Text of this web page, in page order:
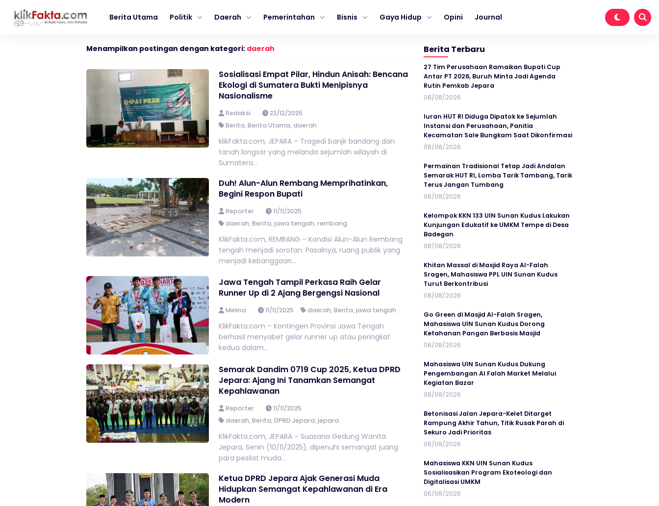
Berita Utama Politik Daerah Pemerintahan Bisnis Gaya Hidup Opini Journal
Menampilkan postingan dengan kategori: daerah
Sosialisasi Empat Pilar, Hindun Anisah: Bencana
Ekologi di Sumatera Bukti Menipisnya
Nasionalisme
Redaksi
23/12/2025
Berita, Berita Utama, daerah
klikFakta.com, JEPARA – Tragedi banjir bandang dan
tanah longsor yang melanda sejumlah wilayah di
Sumatera...
Duh! Alun-Alun Rembang Memprihatinkan,
Begini Respon Bupati
Reporter
11/11/2025
daerah, Berita, jawa tengah, rembang
KlikFakta.com, REMBANG – Kondisi Alun-Alun Rembang
tengah menjadi sorotan. Pasalnya, ruang publik yang
menjadi kebanggaan...
Jawa Tengah Tampil Perkasa Raih Gelar
Runner Up di 2 Ajang Bergengsi Nasional
Melina 11/11/2025 daerah,Berita,jawa tengah
KlikFakta.com – Kontingen Provinsi Jawa Tengah
berhasil menyabet gelar runner up atau peringkat
kedua dalam...
Semarak Dandim 0719 Cup 2025, Ketua DPRD
Jepara: Ajang Ini Tanamkan Semangat
Kepahlawanan
Reporter
11/11/2025
daerah, Berita, DPRD Jepara, jepara
KlikFakta.com, JEPARA – Suasana Gedung Wanita
Jepara, Senin (10/11/2025), dipenuhi semangat juang
para pesilat muda...
Ketua DPRD Jepara Ajak Generasi Muda
Hidupkan Semangat Kepahlawanan di Era
Modern
Berita Terbaru
27 Tim Perusahaan Ramaikan Bupati Cup
Antar PT 2026, Buruh Minta Jadi Agenda
Rutin Pemkab Jepara
08/08/2026
Iuran HUT RI Diduga Dipatok ke Sejumlah
Instansi dan Perusahaan, Panitia
Kecamatan Sale Bungkam Saat Dikonfirmasi
08/08/2026
Permainan Tradisional Tetap Jadi Andalan
Semarak HUT RI, Lomba Tarik Tambang, Tarik
Terus Jangan Tumbang
08/08/2026
Kelompok KKN 133 UIN Sunan Kudus Lakukan
Kunjungan Edukatif ke UMKM Tempe di Desa
Badegan
08/08/2026
Khitan Massal di Masjid Raya Al-Falah
Sragen, Mahasiswa PPL UIN Sunan Kudus
Turut Berkontribusi
08/08/2026
Go Green di Masjid Al-Falah Sragen,
Mahasiswa UIN Sunan Kudus Dorong
Ketahanan Pangan Berbasis Masjid
08/08/2026
Mahasiswa UIN Sunan Kudus Dukung
Pengembangan Al Falah Market Melalui
Kegiatan Bazar
08/08/2026
Betonisasi Jalan Jepara-Kelet Ditarget
Rampung Akhir Tahun, Titik Rusak Parah di
Sekuro Jadi Prioritas
06/08/2026
Mahasiswa KKN UIN Sunan Kudus
Sosialisasikan Program Ekoteologi dan
Digitalisasi UMKM
06/08/2026